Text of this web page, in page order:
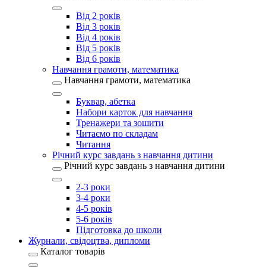
Від 2 років
Від 3 років
Від 4 років
Від 5 років
Від 6 років
Навчання грамоти, математика
Навчання грамоти, математика
Буквар, абетка
Набори карток для навчання
Тренажери та зошити
Читаємо по складам
Читання
Річний курс завдань з навчання дитини
Річний курс завдань з навчання дитини
2-3 роки
3-4 роки
4-5 років
5-6 років
Підготовка до школи
Журнали, свідоцтва, дипломи
Каталог товарів